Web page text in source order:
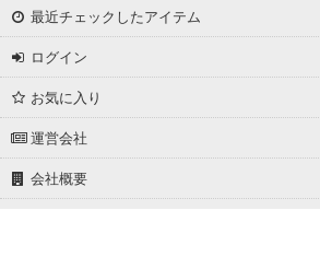
最近チェックしたアイテム
ログイン
お気に入り
運営会社
会社概要